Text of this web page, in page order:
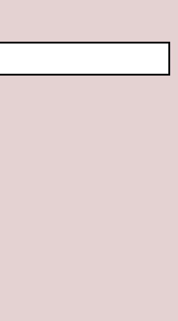
voit selata niitä